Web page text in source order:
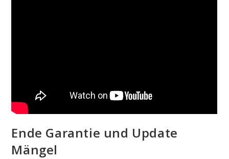
Ende Garantie und Update
Mängel